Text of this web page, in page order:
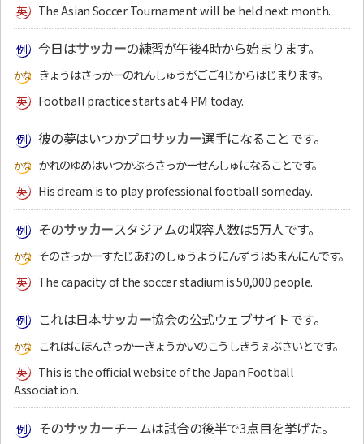
The Asian Soccer Tournament will be held next month.
今日はサッカーの練習が午後4時から始まります。
きょうはさっかーのれんしゅうがごご4じからはじまります。
Football practice starts at 4 PM today.
彼の夢はいつかプロサッカー選手になることです。
かれのゆめはいつかぷろさっかーせんしゅになることです。
His dream is to play professional football someday.
そのサッカースタジアムの収容人数は5万人です。
そのさっかーすたじあむのしゅうようにんずうは5まんにんです。
The capacity of the soccer stadium is 50,000 people.
これは日本サッカー協会の公式ウェブサイトです。
これはにほんさっかーきょうかいのこうしきうぇぶさいとです。
This is the official website of the Japan Football
Association.
そのサッカーチームは試合の後半で3点目を挙げた。